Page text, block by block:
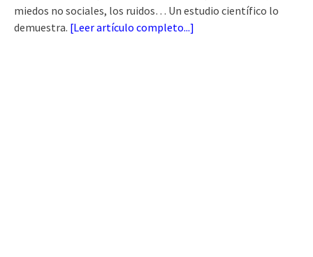
miedos no sociales, los ruidos… Un estudio científico lo
demuestra. [Leer artículo completo...]